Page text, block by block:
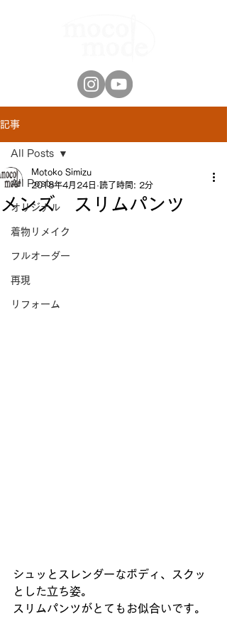
記事
All Posts
オリジナル
着物リメイク
フルオーダー
再現
リフォーム
All Posts
メンズ スリムパンツ
Motoko Simizu
2018年4月24日 読了時間: 2分
シュッとスレンダーなボディ、スクッ
とした立ち姿。
スリムパンツがとてもお似合いです。